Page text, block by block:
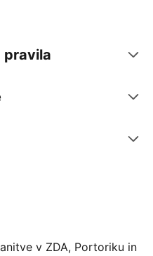
pravila
prek naše platforme
v ZDA, Portoriku in